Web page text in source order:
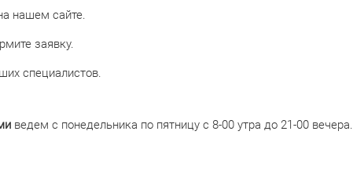
нашем сайте.
заявку.
специалистов.
ведем с понедельника по пятницу с 8-00 утра до 21-00 вечера.